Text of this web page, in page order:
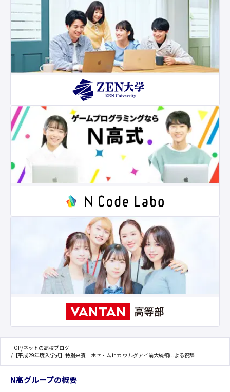
TOP/ネットの高校ブログ
/ 【平成29年度入学式】特別来賓 ホセ・ムヒカ ウルグアイ前大統領による祝辞
N高グループの概要